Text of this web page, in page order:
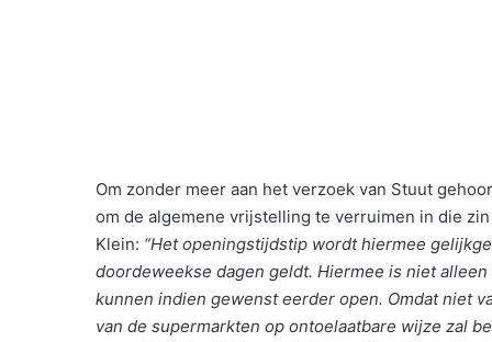
Om zonder meer aan het verzoek van Stuut
om de algemene vrijstelling te verruimen in die
Klein: “Het openingstijdstip wordt hiermee
doordeweekse dagen geldt. Hiermee is niet
kunnen indien gewenst eerder open. Omdat niet
van de supermarkten op ontoelaatbare wijze zal